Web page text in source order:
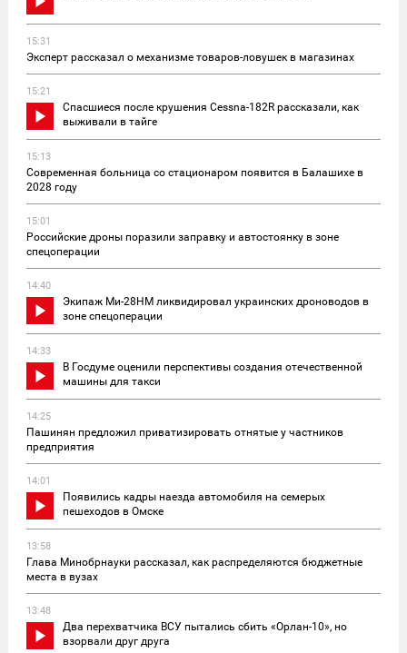
15:31
Эксперт рассказал о механизме товаров-ловушек в магазинах
15:21
Спасшиеся после крушения Cessna-182R рассказали, как
выживали в тайге
15:13
Современная больница со стационаром появится в Балашихе в
2028 году
15:01
Российские дроны поразили заправку и автостоянку в зоне
спецоперации
14:40
Экипаж Ми-28НМ ликвидировал украинских дроноводов в
зоне спецоперации
14:33
В Госдуме оценили перспективы создания отечественной
машины для такси
14:25
Пашинян предложил приватизировать отнятые у частников
предприятия
14:01
Появились кадры наезда автомобиля на семерых
пешеходов в Омске
13:58
Глава Минобрнауки рассказал, как распределяются бюджетные
места в вузах
13:48
Два перехватчика ВСУ пытались сбить «Орлан-10», но
взорвали друг друга